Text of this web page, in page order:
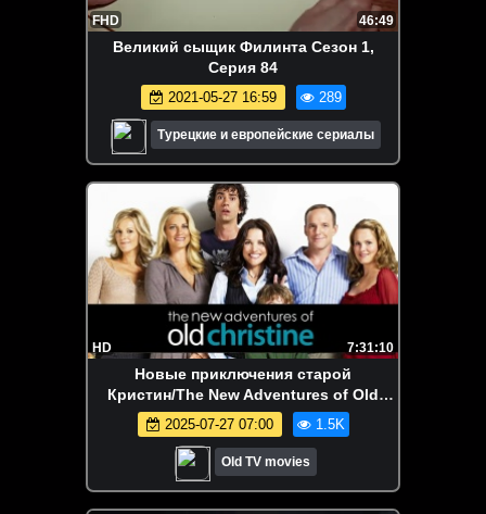
FHD 46:49
Великий сыщик Филинта Сезон 1,
Серия 84
2021-05-27 16:59 289
Турецкие и европейские сериалы
HD 7:31:10
Новые приключения старой
Кристин/The New Adventures of Old
Christine - 2 сезон (22 серий)
❗ViruseProject
2025-07-27 07:00 1.5K
Old TV movies